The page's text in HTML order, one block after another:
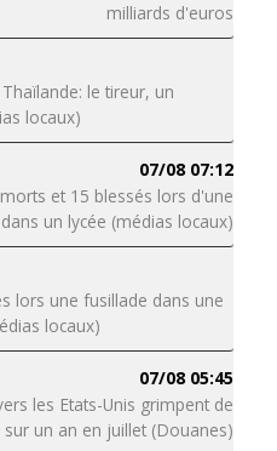
milliards d'euros
le tireur, un
locaux)
07/08 07:12
et 15 blessés lors d'une
un lycée (médias locaux)
lors une fusillade dans une
locaux)
07/08 05:45
les Etats-Unis grimpent de
sur un an en juillet (Douanes)